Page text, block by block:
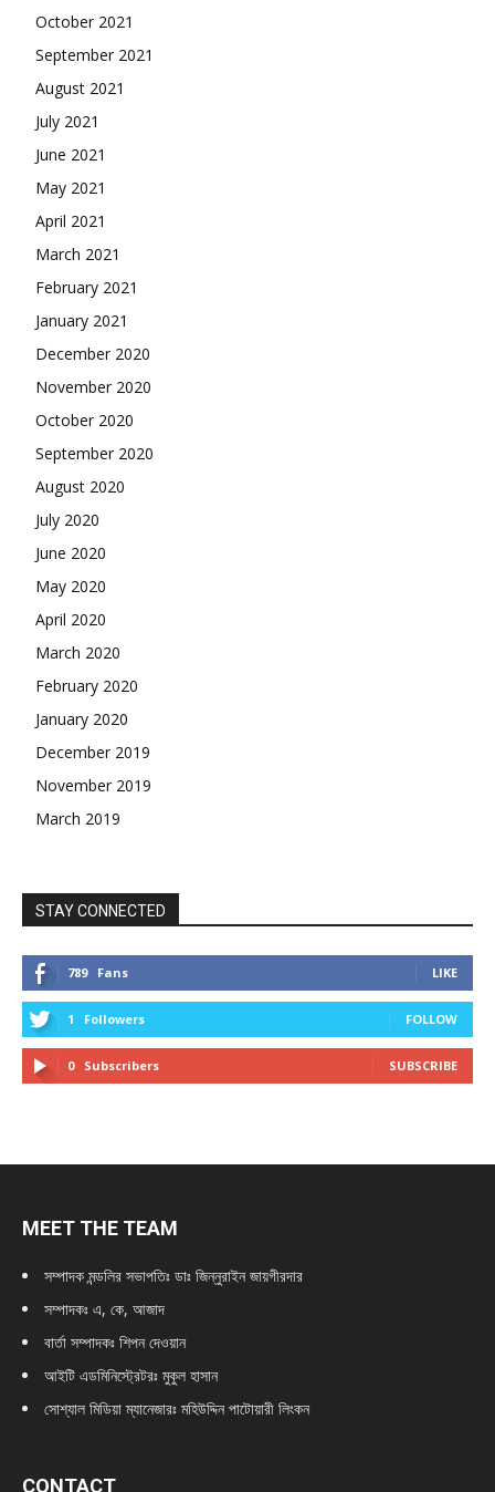
October 2021
September 2021
August 2021
July 2021
June 2021
May 2021
April 2021
March 2021
February 2021
January 2021
December 2020
November 2020
October 2020
September 2020
August 2020
July 2020
June 2020
May 2020
April 2020
March 2020
February 2020
January 2020
December 2019
November 2019
March 2019
STAY CONNECTED
789 Fans LIKE
1 Followers FOLLOW
0 Subscribers SUBSCRIBE
MEET THE TEAM
সম্পাদক মন্ডলির সভাপতিঃ ডাঃ জিন্নুরাইন জায়গীরদার
সম্পাদকঃ এ, কে, আজাদ
বার্তা সম্পাদকঃ শিপন দেওয়ান
আইটি এডমিনিস্ট্রেটরঃ মুকুল হাসান
সোশ্যাল মিডিয়া ম্যানেজারঃ মহিউদ্দিন পাটোয়ারী লিংকন
CONTACT